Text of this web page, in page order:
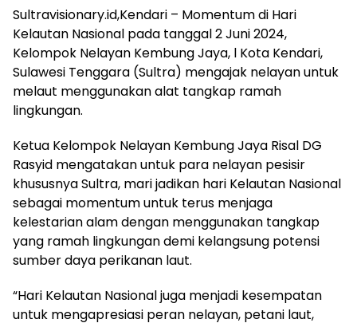
Sultravisionary.id,Kendari – Momentum di Hari
Kelautan Nasional pada tanggal 2 Juni 2024,
Kelompok Nelayan Kembung Jaya, l Kota Kendari,
Sulawesi Tenggara (Sultra) mengajak nelayan untuk
melaut menggunakan alat tangkap ramah
lingkungan.
Ketua Kelompok Nelayan Kembung Jaya Risal DG
Rasyid mengatakan untuk para nelayan pesisir
khususnya Sultra, mari jadikan hari Kelautan Nasional
sebagai momentum untuk terus menjaga
kelestarian alam dengan menggunakan tangkap
yang ramah lingkungan demi kelangsung potensi
sumber daya perikanan laut.
“Hari Kelautan Nasional juga menjadi kesempatan
untuk mengapresiasi peran nelayan, petani laut,